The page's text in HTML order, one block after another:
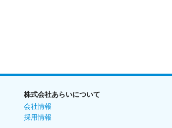
株式会社あらいについて
会社情報
採用情報